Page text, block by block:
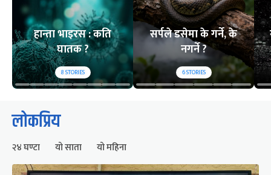
हान्ता भाइरस : कति
घातक ?
8STORIES
सर्पले डसेमा के गर्ने, के
नगर्ने ?
6STORIES
लोकप्रिय
२४ घण्टा यो साता यो महिना